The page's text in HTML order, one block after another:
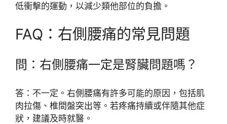
低衝擊的運動，以減少類他部位的負擔。
FAQ：右側腰痛的常見問題
問：右側腰痛一定是腎臟問題嗎？
答：不一定。右側腰痛有許多可能的原因，包括肌
肉拉傷、椎間盤突出等。若疼痛持續或伴隨其他症
狀，建議及時就醫。